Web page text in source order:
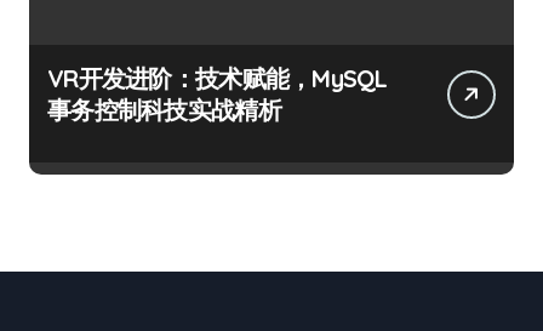
VR开发进阶：技术赋能，MySQL
事务控制科技实战精析